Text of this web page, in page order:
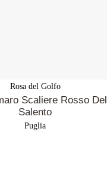
Rosa del Golfo
Scaliere Rosso Del
Salento
Puglia